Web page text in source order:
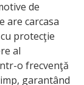
de
are carcasa
protecţie
al
o frecvenţă
garantând